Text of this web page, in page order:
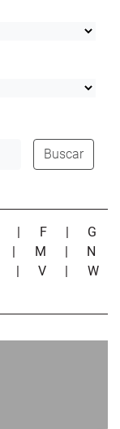
Buscar
| F | G
| M | N
|V | W